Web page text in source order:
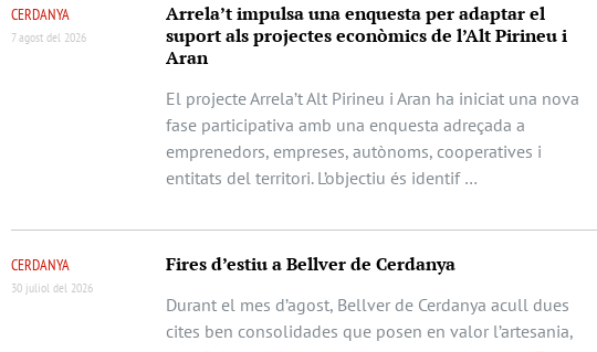
CERDANYA
7 agost del 2026
Arrela’t impulsa una enquesta per adaptar el
suport als projectes econòmics de l’Alt Pirineu i
Aran
El projecte Arrela’t Alt Pirineu i Aran ha iniciat una nova
fase participativa amb una enquesta adreçada a
emprenedors, empreses, autònoms, cooperatives i
entitats del territori. L’objectiu és identif …
CERDANYA
30 juliol del 2026
Fires d’estiu a Bellver de Cerdanya
Durant el mes d’agost, Bellver de Cerdanya acull dues
cites ben consolidades que posen en valor l’artesania,